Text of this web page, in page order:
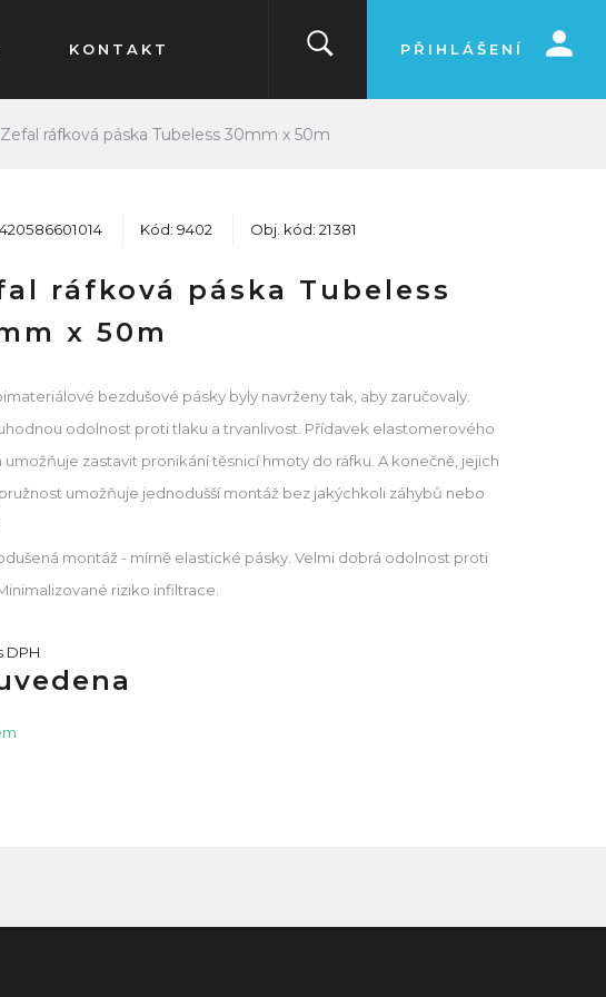
KONTAKT PŘIHLÁŠENÍ
Zefal ráfková páska Tubeless 30mm x 50m
Kód: 9402 Obj. kód: 21381
ráfková páska Tubeless
x 50m
bezdušové pásky byly navrženy tak, aby zaručovaly.
odolnost proti tlaku a trvanlivost. Přídavek elastomerového
umožňuje zastavit pronikání těsnicí hmoty do ráfku. A konečně, jejich
umožňuje jednodušší montáž bez jakýchkoli záhybů nebo
montáž - mírně elastické pásky. Velmi dobrá odolnost proti
riziko infiltrace.
DPH